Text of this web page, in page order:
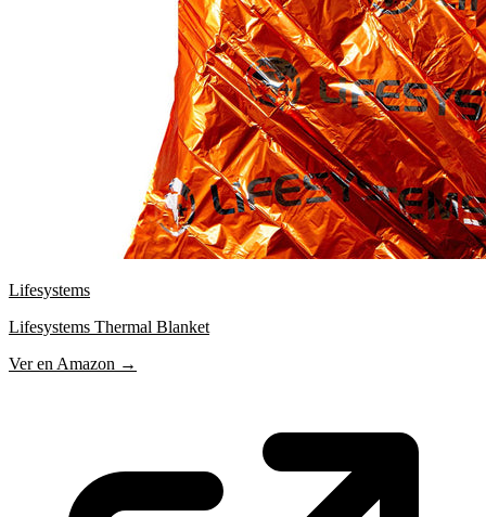
Lifesystems
Lifesystems Thermal Blanket
Ver en Amazon →